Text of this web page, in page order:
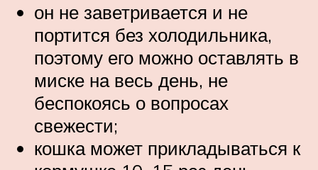
он не заветривается и не
портится без холодильника,
поэтому его можно оставлять в
миске на весь день, не
беспокоясь о вопросах
свежести;
кошка может прикладываться к